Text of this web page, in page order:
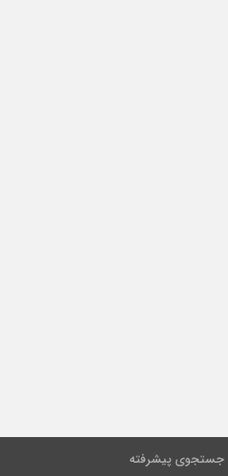
جستجوی پیشرفته